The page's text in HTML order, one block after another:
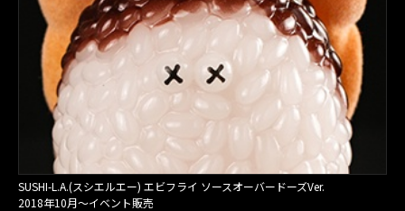
SUSHI-L.A.(スシエルエー) エビフライ ソースオーバードーズVer.
2018年10月〜イベント販売